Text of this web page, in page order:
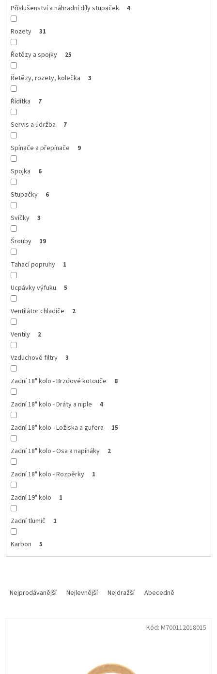
Příslušenství a náhradní díly stupaček 4
Rozety 31
Řetězy a spojky 25
Řetězy, rozety, kolečka 3
Řídítka 7
Servis a údržba 7
Spínače a přepínače 9
Spojka 6
Stupačky 6
Svíčky 3
Šrouby 19
Tahací popruhy 1
Ucpávky výfuku 5
Ventilátor chladiče 2
Ventily 2
Vzduchové filtry 3
Zadní 18" kolo - Brzdové kotouče 8
Zadní 18" kolo - Dráty a niple 4
Zadní 18" kolo - Ložiska a gufera 15
Zadní 18" kolo - Osa a napínáky 2
Zadní 18" kolo - Rozpěrky 1
Zadní 19" kolo 1
Zadní tlumič 1
Karbon 5
Nejprodávanější Nejlevnější Nejdražší Abecedně
Kód: M700112018015